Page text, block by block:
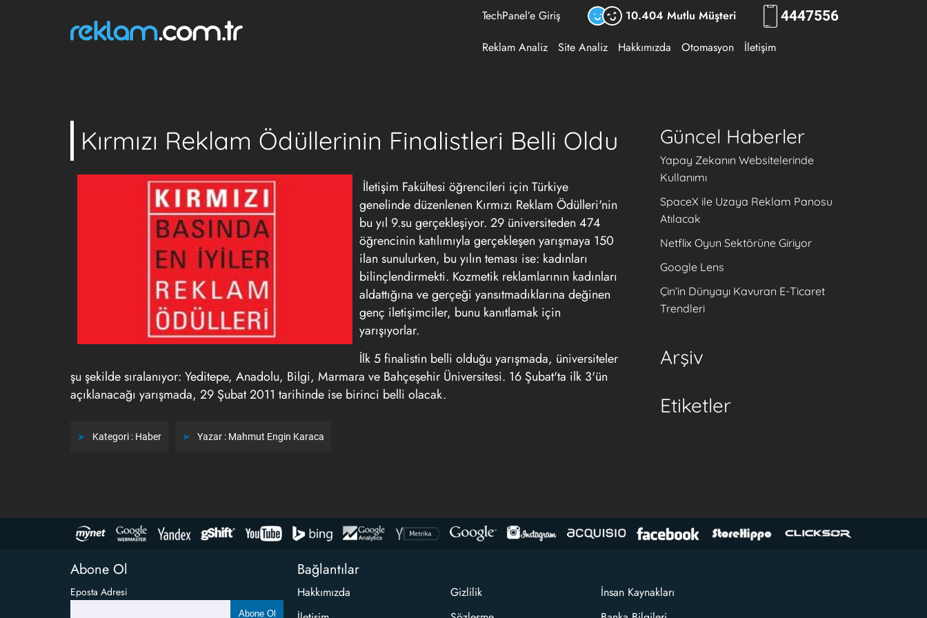
TechPanel’e Giriş 10.404 Mutlu Müşteri 4447556
Reklam Analiz Site Analiz Hakkımızda Otomasyon İletişim
Kırmızı Reklam Ödüllerinin Finalistleri Belli Oldu
İletişim Fakültesi öğrencileri için Türkiye
genelinde düzenlenen Kırmızı Reklam Ödülleri'nin
bu yıl 9.su gerçekleşiyor. 29 üniversiteden 474
öğrencinin katılımıyla gerçekleşen yarışmaya 150
ilan sunulurken, bu yılın teması ise: kadınları
bilinçlendirmekti. Kozmetik reklamlarının kadınları
aldattığına ve gerçeği yansıtmadıklarına değinen
genç iletişimciler, bunu kanıtlamak için
yarışıyorlar.
İlk 5 finalistin belli olduğu yarışmada, üniversiteler
şu şekilde sıralanıyor: Yeditepe, Anadolu, Bilgi, Marmara ve Bahçeşehir Üniversitesi. 16 Şubat'ta ilk 3'ün
açıklanacağı yarışmada, 29 Şubat 2011 tarihinde ise birinci belli olacak.
Kategori : Haber Yazar : Mahmut Engin Karaca
Güncel Haberler
Yapay Zekanın Websitelerinde
Kullanımı
SpaceX ile Uzaya Reklam Panosu
Atılacak
Netflix Oyun Sektörüne Giriyor
Google Lens
Çin’in Dünyayı Kavuran E-Ticaret
Trendleri
Arşiv
Etiketler
Abone Ol
Eposta Adresi
Abone Ol
Bağlantılar
Hakkımızda
Gizlilik
İnsan Kaynakları